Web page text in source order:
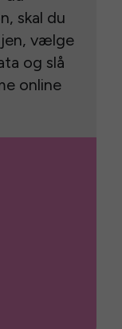
skal du
vælge
og slå
online